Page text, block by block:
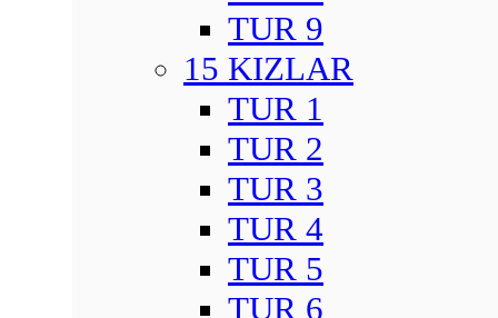
TUR 9
15 KIZLAR
TUR 1
TUR 2
TUR 3
TUR 4
TUR 5
TUR 6